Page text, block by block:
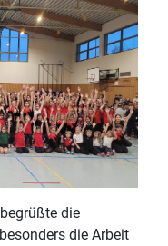
die
die Arbeit